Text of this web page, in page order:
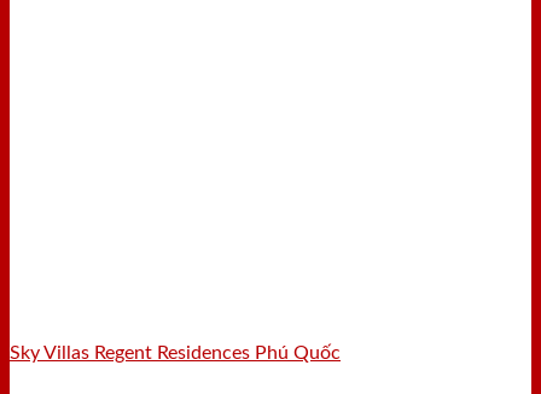
Sky Villas Regent Residences Phú Quốc